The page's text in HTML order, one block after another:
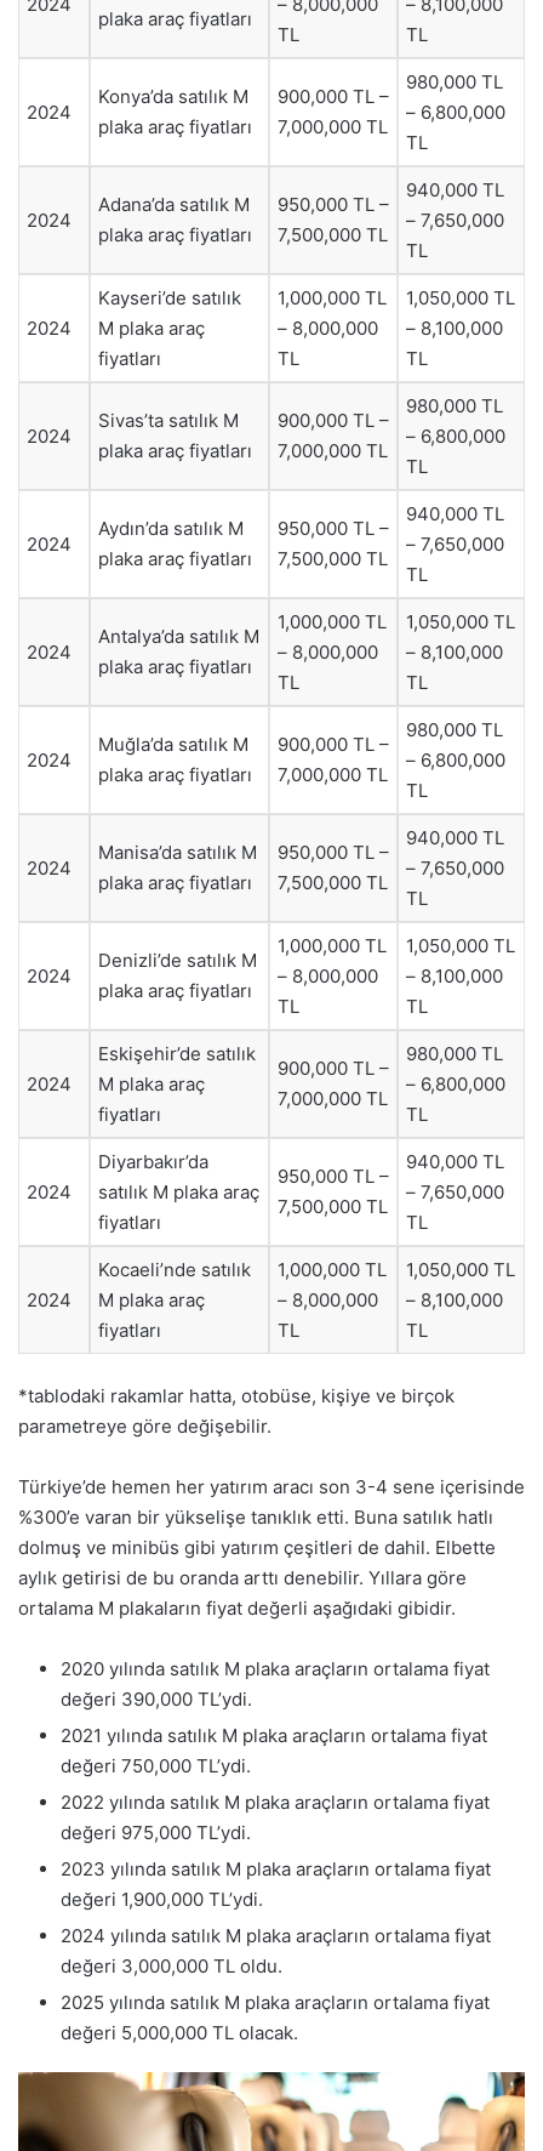
plaka araç fiyatları
TL
TL
2024
Konya’da satılık M
plaka araç fiyatları
900,000 TL –
7,000,000 TL
980,000 TL
– 6,800,000
TL
2024
Adana’da satılık M
plaka araç fiyatları
950,000 TL –
7,500,000 TL
940,000 TL
– 7,650,000
TL
2024
Kayseri’de satılık
M plaka araç
fiyatları
1,000,000 TL
– 8,000,000
TL
1,050,000 TL
– 8,100,000
TL
2024
Sivas’ta satılık M
plaka araç fiyatları
900,000 TL –
7,000,000 TL
980,000 TL
– 6,800,000
TL
2024
Aydın’da satılık M
plaka araç fiyatları
950,000 TL –
7,500,000 TL
940,000 TL
– 7,650,000
TL
2024
Antalya’da satılık M
plaka araç fiyatları
1,000,000 TL
– 8,000,000
TL
1,050,000 TL
– 8,100,000
TL
2024
Muğla’da satılık M
plaka araç fiyatları
900,000 TL –
7,000,000 TL
980,000 TL
– 6,800,000
TL
2024
Manisa’da satılık M
plaka araç fiyatları
950,000 TL –
7,500,000 TL
940,000 TL
– 7,650,000
TL
2024
Denizli’de satılık M
plaka araç fiyatları
1,000,000 TL
– 8,000,000
TL
1,050,000 TL
– 8,100,000
TL
2024
Eskişehir’de satılık
M plaka araç
fiyatları
900,000 TL –
7,000,000 TL
980,000 TL
– 6,800,000
TL
2024
Diyarbakır’da
satılık M plaka araç
fiyatları
950,000 TL –
7,500,000 TL
940,000 TL
– 7,650,000
TL
2024
Kocaeli’nde satılık
M plaka araç
fiyatları
1,000,000 TL
– 8,000,000
TL
1,050,000 TL
– 8,100,000
TL
*tablodaki rakamlar hatta, otobüse, kişiye ve birçok
parametreye göre değişebilir.
Türkiye’de hemen her yatırım aracı son 3-4 sene içerisinde
%300’e varan bir yükselişe tanıklık etti. Buna satılık hatlı
dolmuş ve minibüs gibi yatırım çeşitleri de dahil. Elbette
aylık getirisi de bu oranda arttı denebilir. Yıllara göre
ortalama M plakaların fiyat değerli aşağıdaki gibidir.
2020 yılında satılık M plaka araçların ortalama fiyat
değeri 390,000 TL’ydi.
2021 yılında satılık M plaka araçların ortalama fiyat
değeri 750,000 TL’ydi.
2022 yılında satılık M plaka araçların ortalama fiyat
değeri 975,000 TL’ydi.
2023 yılında satılık M plaka araçların ortalama fiyat
değeri 1,900,000 TL’ydi.
2024 yılında satılık M plaka araçların ortalama fiyat
değeri 3,000,000 TL oldu.
2025 yılında satılık M plaka araçların ortalama fiyat
değeri 5,000,000 TL olacak.